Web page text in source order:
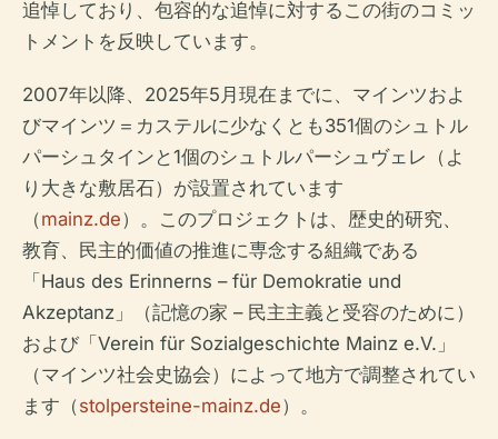
追悼しており、包容的な追悼に対するこの街のコミッ
トメントを反映しています。
2007年以降、2025年5月現在までに、マインツおよ
びマインツ＝カステルに少なくとも351個のシュトル
パーシュタインと1個のシュトルパーシュヴェレ（よ
り大きな敷居石）が設置されています
（mainz.de）。このプロジェクトは、歴史的研究、
教育、民主的価値の推進に専念する組織である
「Haus des Erinnerns – für Demokratie und
Akzeptanz」（記憶の家 – 民主主義と受容のために）
および「Verein für Sozialgeschichte Mainz e.V.」
（マインツ社会史協会）によって地方で調整されてい
ます（stolpersteine-mainz.de）。